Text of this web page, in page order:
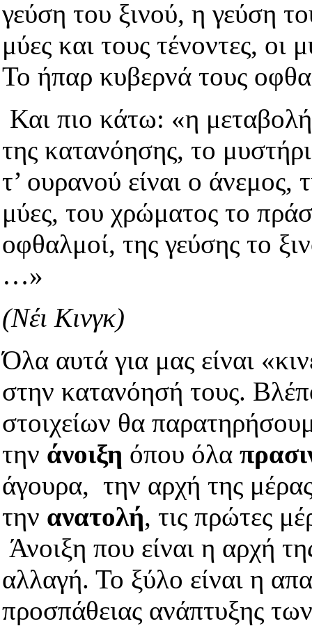
γεύση του ξινού, η γεύση
μύες και τους τένοντες, οι
Το ήπαρ κυβερνά τους
Και πιο κάτω: «η μεταβολή
της κατανόησης, το
τ’ ουρανού είναι ο
μύες, του χρώματος το
οφθαλμοί, της γεύσης το
…»
(Νέι Κινγκ)
Όλα αυτά για μας είναι
στην κατανόησή τους.
στοιχείων θα
την άνοιξη όπου όλα
άγουρα, την αρχή της
την ανατολή, τις πρώτες
Άνοιξη που είναι η αρχή
αλλαγή. Το ξύλο είναι η
προσπάθειας ανάπτυξης